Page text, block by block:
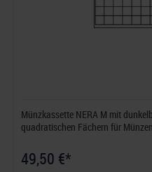
Münzkassette NERA M mit
quadratischen Fächern für
49,50 €*